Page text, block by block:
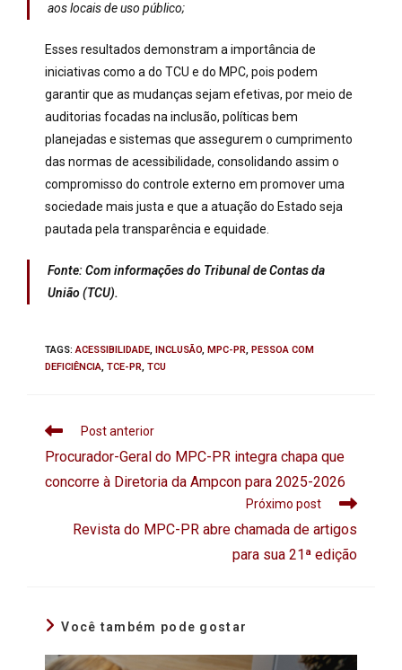
aos locais de uso público;
Esses resultados demonstram a importância de
iniciativas como a do TCU e do MPC, pois podem
garantir que as mudanças sejam efetivas, por meio de
auditorias focadas na inclusão, políticas bem
planejadas e sistemas que assegurem o cumprimento
das normas de acessibilidade, consolidando assim o
compromisso do controle externo em promover uma
sociedade mais justa e que a atuação do Estado seja
pautada pela transparência e equidade.
Fonte: Com informações do Tribunal de Contas da
União (TCU).
TAGS:ACESSIBILIDADE, INCLUSÃO, MPC-PR, PESSOA COM
DEFICIÊNCIA, TCE-PR, TCU
Post anterior
Procurador-Geral do MPC-PR integra chapa que
concorre à Diretoria da Ampcon para 2025-2026
Próximo post
Revista do MPC-PR abre chamada de artigos
para sua 21ª edição
Você também pode gostar